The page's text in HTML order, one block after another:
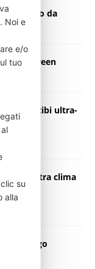
da
green
tra cibi ultra-
legame tra clima
a lungo
Noi e
e/o
tuo
su
alla